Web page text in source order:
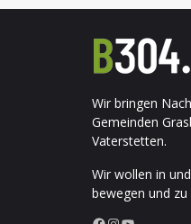
Wir bringen
Gemeinden
Vaterstetten.
Wir wollen in
bewegen und